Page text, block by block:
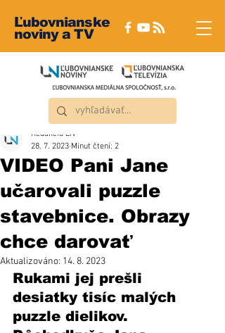
Ľubovnianske
noviny a TV
VIDEO Pani Jane
učarovali puzzle
stavebnice. Obrazy
chce darovať
Redakcia ĽN
28. 7. 2023 Minut čtení: 2
Aktualizováno: 14. 8. 2023
Rukami jej prešli
desiatky tisíc malých
puzzle dielikov.